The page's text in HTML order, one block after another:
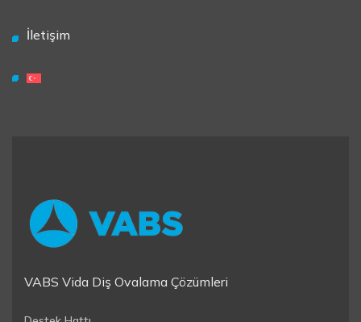
İletişim
VABS Vida Diş Ovalama Çözümleri